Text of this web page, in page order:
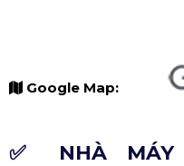
Google Map:
✅ NHÀ MÁY